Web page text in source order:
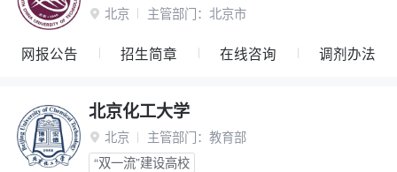
 北京 主管部门： 北京市
网报公告 招生简章 在线咨询 调剂办法
北京化工大学
 北京 主管部门： 教育部
“双一流”建设高校